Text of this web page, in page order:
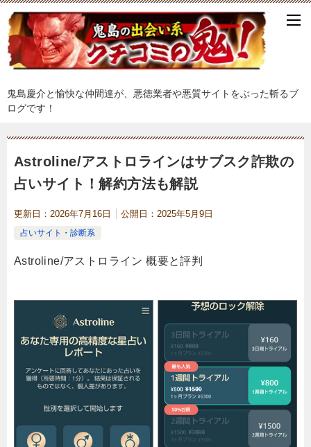
鬼島慶介と愉快な仲間達が、悪徳業者や悪質サイトをぶった斬るブ
ログです！
Astroline/アストロラインはサブスク詐欺の
占いサイト！解約方法も解説
更新日： 2026年7月16日 公開日： 2025年5月9日
占いサイト・診断系
Astroline/アストロライン 概要と評判